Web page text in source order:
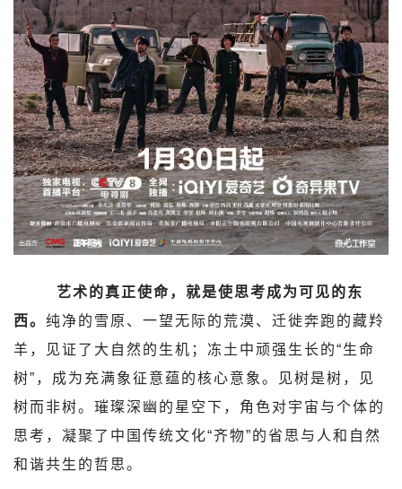
艺术的真正使命，就是使思考成为可见的东
西。 纯净的雪原、一望无际的荒漠、迁徙奔跑的藏羚
羊，见证了大自然的生机；冻土中顽强生长的“生命
树”，成为充满象征意蕴的核心意象。见树是树，见
树而非树。璀璨深幽的星空下，角色对宇宙与个体的
思考，凝聚了中国传统文化“齐物”的省思与人和自然
和谐共生的哲思。